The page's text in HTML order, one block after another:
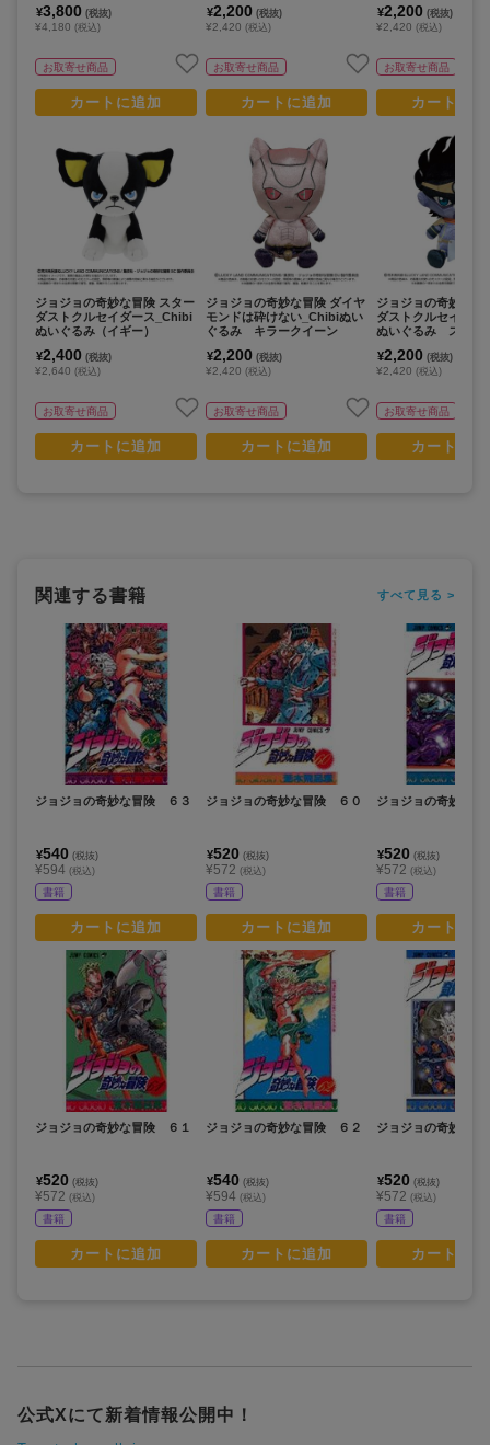
¥3,800 (税抜)
¥4,180 (税込)
お取寄せ商品
カートに追加
ジョジョの奇妙な冒険 スター
ダストクルセイダース_Chibi
ぬいぐるみ（イギー）
¥2,400 (税抜)
¥2,640 (税込)
お取寄せ商品
カートに追加
¥2,200 (税抜)
¥2,420 (税込)
お取寄せ商品
カートに追加
ジョジョの奇妙な冒険 ダイヤ
モンドは砕けない_Chibiぬい
ぐるみ キラークイーン
¥2,200 (税抜)
¥2,420 (税込)
お取寄せ商品
カートに追加
¥2,200 (税抜)
¥2,420 (税込)
お取寄せ商品
カートに
ジョジョの奇妙な冒
ダストクルセイダー
ぬいぐるみ スター
¥2,200 (税抜)
¥2,420 (税込)
お取寄せ商品
カートに
関連する書籍 すべて見る >
ジョジョの奇妙な冒険 ６３
¥540 (税抜)
¥594 (税込)
書籍
カートに追加
ジョジョの奇妙な冒険 ６１
¥520 (税抜)
¥572 (税込)
書籍
カートに追加
ジョジョの奇妙な冒険 ６０
¥520 (税抜)
¥572 (税込)
書籍
カートに追加
ジョジョの奇妙な冒険 ６２
¥540 (税抜)
¥594 (税込)
書籍
カートに追加
ジョジョの奇妙な
¥520 (税抜)
¥572 (税込)
書籍
カートに
ジョジョの奇妙な
¥520 (税抜)
¥572 (税込)
書籍
カートに
公式Xにて新着情報公開中！